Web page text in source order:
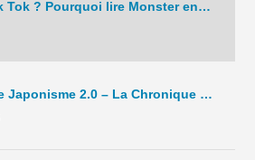
Johan a-t-il vu Tik Tok ? Pourquoi lire Monster en 2025 ? – La Chronique – C9 – 2025
Kagurabachi ou le Japonisme 2.0 – La Chronique Hebdo – C8 – 2025